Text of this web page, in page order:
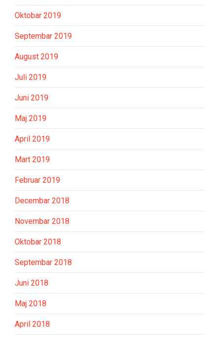
Oktobar 2019
Septembar 2019
August 2019
Juli 2019
Juni 2019
Maj 2019
April 2019
Mart 2019
Februar 2019
Decembar 2018
Novembar 2018
Oktobar 2018
Septembar 2018
Juni 2018
Maj 2018
April 2018